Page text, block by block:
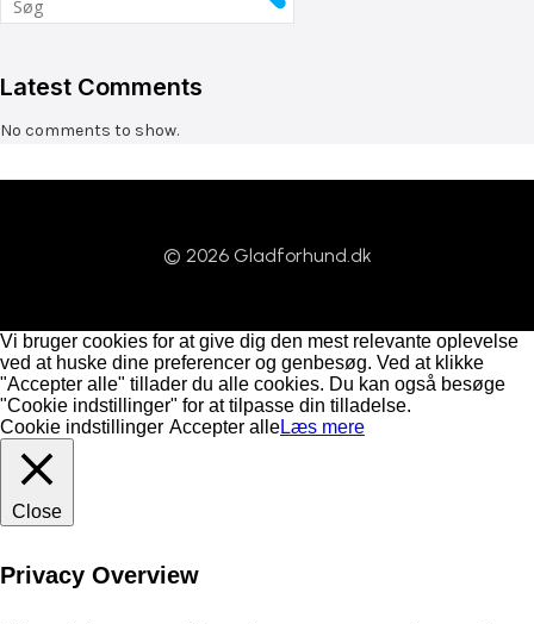
Latest Comments
No comments to show.
© 2026 Gladforhund.dk
Vi bruger cookies for at give dig den mest relevante oplevelse
ved at huske dine preferencer og genbesøg. Ved at klikke
"Accepter alle" tillader du alle cookies. Du kan også besøge
"Cookie indstillinger" for at tilpasse din tilladelse.
Cookie indstillinger Accepter alleLæs mere
Close
Privacy Overview